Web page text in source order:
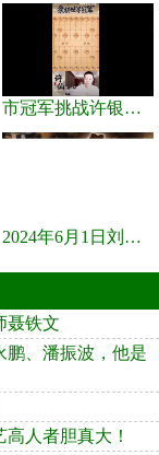
市冠军挑战许银川，急进中兵变化真激烈！
2024年6月1日刘君、蒋川讲解第三届上海杯象棋大师赛谢靖与李少庚...
聂铁文
鹏、潘振波，他是
人者胆真大！